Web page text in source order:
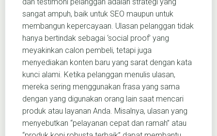
sangat ampuh, baik untuk SEO maupun untuk
membangun kepercayaan. Ulasan pelanggan tidak
hanya bertindak sebagai ‘social proof’ yang
meyakinkan calon pembeli, tetapi juga
menyediakan konten baru yang sarat dengan kata
kunci alami. Ketika pelanggan menulis ulasan,
mereka sering menggunakan frasa yang sama
dengan yang digunakan orang lain saat mencari
produk atau layanan Anda. Misalnya, ulasan yang
menyebutkan “pelayanan cepat dan ramah” atau